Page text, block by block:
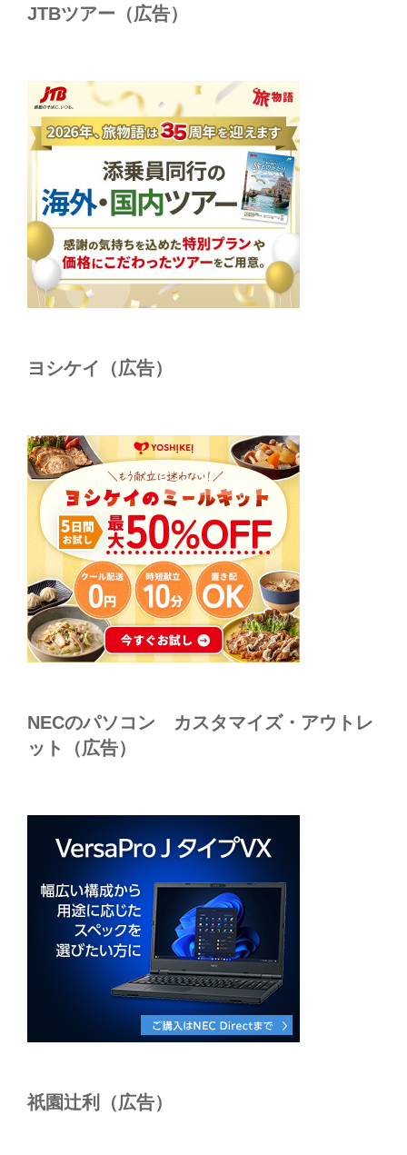
JTBツアー（広告）
ヨシケイ（広告）
NECのパソコン カスタマイズ・アウトレ
ット（広告）
祇園辻利（広告）